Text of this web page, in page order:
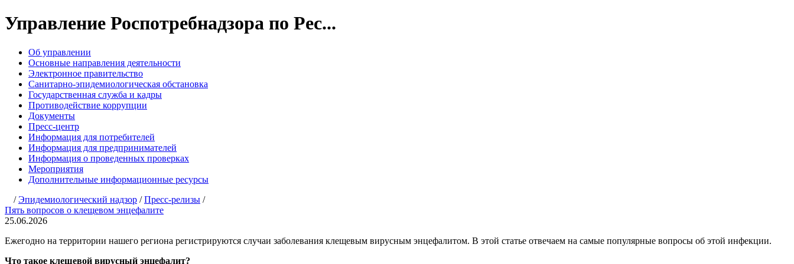
Управление Роспотребнадзора по Рес...
Об управлении
Основные направления деятельности
Электронное правительство
Санитарно-эпидемиологическая обстановка
Государственная служба и кадры
Противодействие коррупции
Документы
Пресс-центр
Информация для потребителей
Информация для предпринимателей
Информация о проведенных проверках
Мероприятия
Дополнительные информационные ресурсы
/Эпидемиологический надзор /Пресс-релизы /
Пять вопросов о клещевом энцефалите
25.06.2026
Ежегодно на территории нашего региона регистрируются случаи заболевания клещевым вирусным энцефалитом. В этой статье отвечаем на самые популярные вопросы об этой инфекции.
Что такое клещевой вирусный энцефалит?